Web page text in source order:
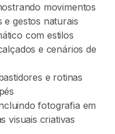
movimentos
e gestos naturais
com estilos
e cenários de
e rotinas
fotografia em
visuais criativas